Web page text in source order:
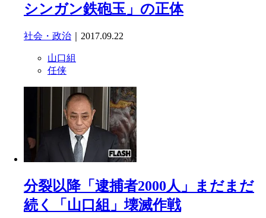
シンガン鉄砲玉」の正体
社会・政治 ｜2017.09.22
山口組
任侠
分裂以降「逮捕者2000人」まだまだ
続く「山口組」壊滅作戦